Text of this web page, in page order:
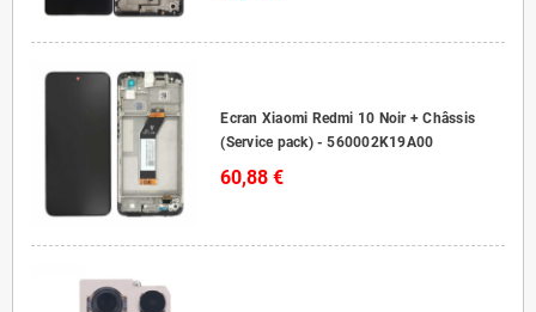
Ecran Xiaomi Redmi 10 Noir + Châssis
(Service pack) - 560002K19A00
60,88 €